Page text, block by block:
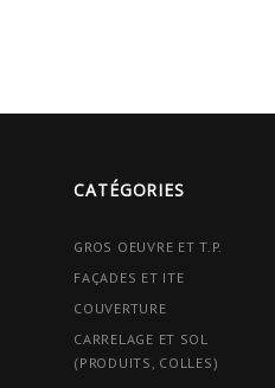
CATÉGORIES
GROS OEUVRE ET T.P.
FAÇADES ET ITE
COUVERTURE
CARRELAGE ET SOL
(PRODUITS, COLLES)